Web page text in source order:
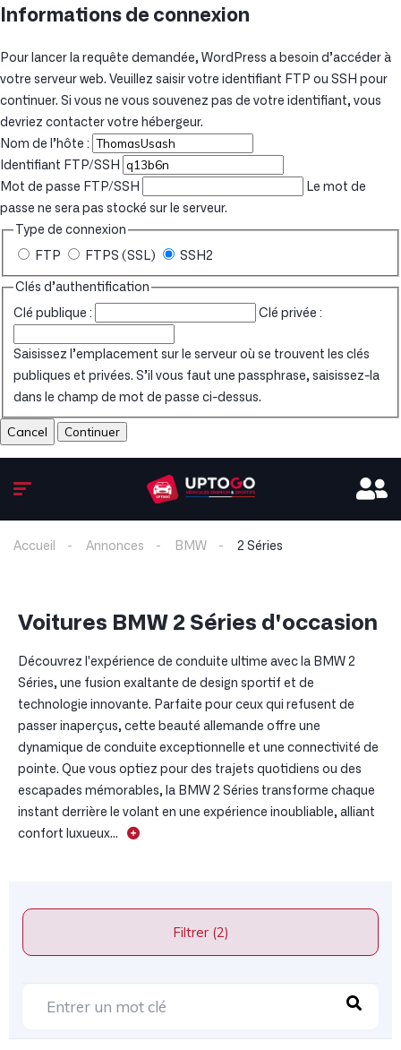
Informations de connexion
Pour lancer la requête demandée, WordPress a besoin d’accéder à
votre serveur web. Veuillez saisir votre identifiant FTP ou SSH pour
continuer. Si vous ne vous souvenez pas de votre identifiant, vous
devriez contacter votre hébergeur.
Nom de l’hôte :
Identifiant FTP/SSH
Mot de passe FTP/SSH
Le mot de
passe ne sera pas stocké sur le serveur.
Type de connexion
FTP FTPS (SSL) SSH2
Clés d’authentification
Clé publique : Clé privée :
Saisissez l’emplacement sur le serveur où se trouvent les clés
publiques et privées. S’il vous faut une passphrase, saisissez-la
dans le champ de mot de passe ci-dessus.
Cancel
Accueil Annonces BMW 2 Séries
Voitures BMW 2 Séries d'occasion
Découvrez l'expérience de conduite ultime avec la BMW 2
Séries, une fusion exaltante de design sportif et de
technologie innovante. Parfaite pour ceux qui refusent de
passer inaperçus, cette beauté allemande offre une
dynamique de conduite exceptionnelle et une connectivité de
pointe. Que vous optiez pour des trajets quotidiens ou des
escapades mémorables, la BMW 2 Séries transforme chaque
instant derrière le volant en une expérience inoubliable, alliant
confort luxueux...
Filtrer (2)